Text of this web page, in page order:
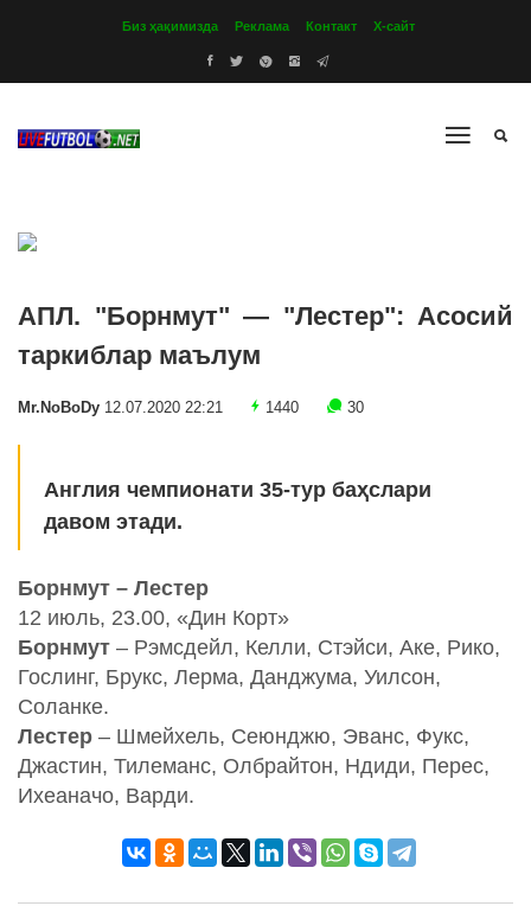
Биз ҳақимизда Реклама Контакт Х-сайт
АПЛ. "Борнмут" — "Лестер": Асосий
таркиблар маълум
Mr.NoBoDy 12.07.2020 22:21 1440 30
Англия чемпионати 35-тур баҳслари
давом этади.
Борнмут – Лестер
12 июль, 23.00, «Дин Корт»
Борнмут – Рэмсдейл, Келли, Стэйси, Аке, Рико,
Гослинг, Брукс, Лерма, Данджума, Уилсон,
Соланке.
Лестер – Шмейхель, Сеюнджю, Эванс, Фукс,
Джастин, Тилеманс, Олбрайтон, Ндиди, Перес,
Ихеаначо, Варди.